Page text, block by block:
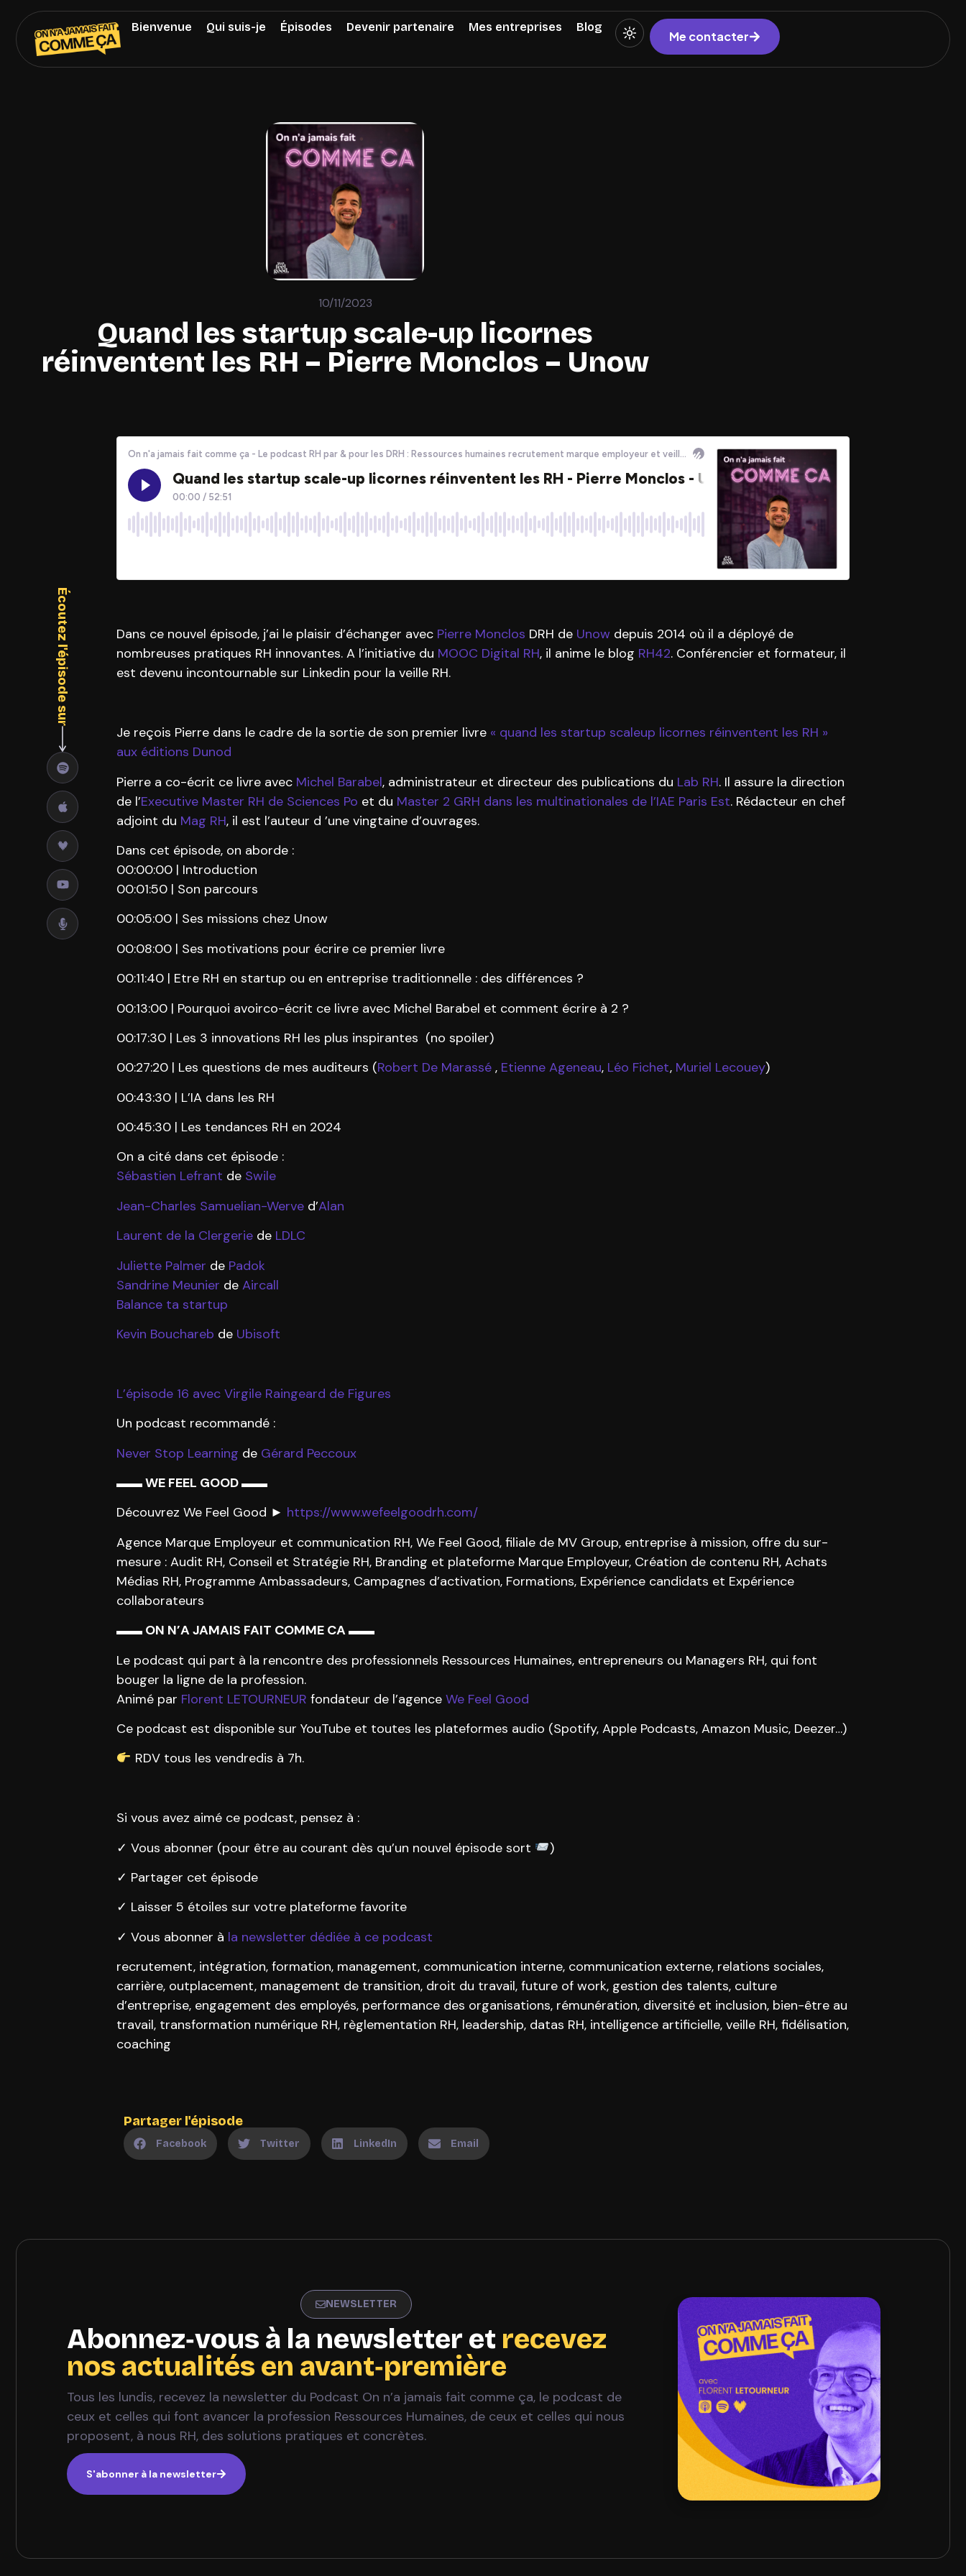
Bienvenue Qui suis-je Épisodes Devenir partenaire Mes entreprises Blog
Me contacter
10/11/2023
Quand les startup scale-up licornes
réinventent les RH – Pierre Monclos – Unow
Écoutez l'épisode sur Dans ce nouvel épisode, j’ai le plaisir d’échanger avec Pierre Monclos DRH de Unow depuis 2014 où il a déployé de
nombreuses pratiques RH innovantes. A l’initiative du MOOC Digital RH, il anime le blog RH42. Conférencier et formateur, il
est devenu incontournable sur Linkedin pour la veille RH.
Je reçois Pierre dans le cadre de la sortie de son premier livre « quand les startup scaleup licornes réinventent les RH »
aux éditions Dunod
Pierre a co-écrit ce livre avec Michel Barabel, administrateur et directeur des publications du Lab RH. Il assure la direction
de l’Executive Master RH de Sciences Po et du Master 2 GRH dans les multinationales de l’IAE Paris Est. Rédacteur en chef
adjoint du Mag RH, il est l’auteur d ’une vingtaine d’ouvrages.
Dans cet épisode, on aborde :
00:00:00 | Introduction
00:01:50 | Son parcours
00:05:00 | Ses missions chez Unow
00:08:00 | Ses motivations pour écrire ce premier livre
00:11:40 | Etre RH en startup ou en entreprise traditionnelle : des différences ?
00:13:00 | Pourquoi avoirco-écrit ce livre avec Michel Barabel et comment écrire à 2 ?
00:17:30 | Les 3 innovations RH les plus inspirantes (no spoiler)
00:27:20 | Les questions de mes auditeurs (Robert De Marassé , Etienne Ageneau, Léo Fichet, Muriel Lecouey)
00:43:30 | L’IA dans les RH
00:45:30 | Les tendances RH en 2024
On a cité dans cet épisode :
Sébastien Lefrant de Swile
Jean-Charles Samuelian-Werve d’Alan
Laurent de la Clergerie de LDLC
Juliette Palmer de Padok
Sandrine Meunier de Aircall
Balance ta startup
Kevin Bouchareb de Ubisoft
L’épisode 16 avec Virgile Raingeard de Figures
Un podcast recommandé :
Never Stop Learning de Gérard Peccoux
▬▬ WE FEEL GOOD ▬▬
Découvrez We Feel Good ► https://www.wefeelgoodrh.com/
Agence Marque Employeur et communication RH, We Feel Good, filiale de MV Group, entreprise à mission, offre du sur-
mesure : Audit RH, Conseil et Stratégie RH, Branding et plateforme Marque Employeur, Création de contenu RH, Achats
Médias RH, Programme Ambassadeurs, Campagnes d’activation, Formations, Expérience candidats et Expérience
collaborateurs
▬▬ ON N’A JAMAIS FAIT COMME CA ▬▬
Le podcast qui part à la rencontre des professionnels Ressources Humaines, entrepreneurs ou Managers RH, qui font
bouger la ligne de la profession.
Animé par Florent LETOURNEUR fondateur de l’agence We Feel Good
Ce podcast est disponible sur YouTube et toutes les plateformes audio (Spotify, Apple Podcasts, Amazon Music, Deezer…)
RDV tous les vendredis à 7h.
Si vous avez aimé ce podcast, pensez à :
✓ Vous abonner (pour être au courant dès qu’un nouvel épisode sort
)
✓ Partager cet épisode
✓ Laisser 5 étoiles sur votre plateforme favorite
✓ Vous abonner à la newsletter dédiée à ce podcast
recrutement, intégration, formation, management, communication interne, communication externe, relations sociales,
carrière, outplacement, management de transition, droit du travail, future of work, gestion des talents, culture
d’entreprise, engagement des employés, performance des organisations, rémunération, diversité et inclusion, bien-être au
travail, transformation numérique RH, règlementation RH, leadership, datas RH, intelligence artificielle, veille RH, fidélisation,
coaching
Partager l'épisode
Facebook Twitter LinkedIn Email
NEWSLETTER
Abonnez‑vous à la newsletter et recevez
nos actualités en avant‑première
Tous les lundis, recevez la newsletter du Podcast On n’a jamais fait comme ça, le podcast de
ceux et celles qui font avancer la profession Ressources Humaines, de ceux et celles qui nous
proposent, à nous RH, des solutions pratiques et concrètes.
S'abonner à la newsletter